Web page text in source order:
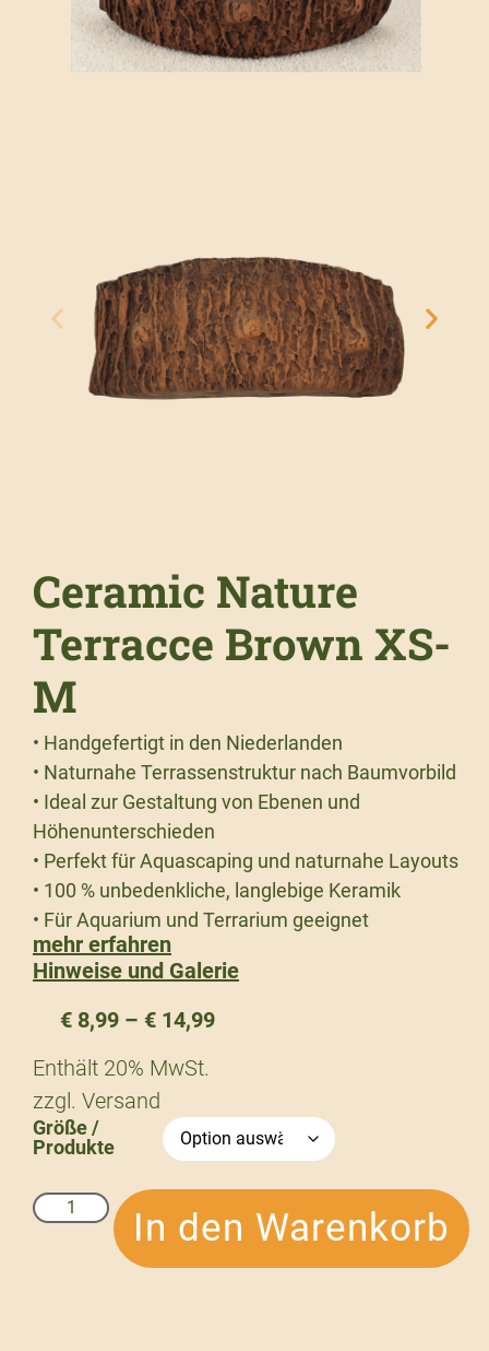
Ceramic Nature
Terracce Brown XS-
M
• Handgefertigt in den Niederlanden
• Naturnahe Terrassenstruktur nach Baumvorbild
• Ideal zur Gestaltung von Ebenen und
Höhenunterschieden
• Perfekt für Aquascaping und naturnahe Layouts
• 100 % unbedenkliche, langlebige Keramik
• Für Aquarium und Terrarium geeignet
mehr erfahren
Hinweise und Galerie
€ 8,99 – € 14,99
Enthält 20% MwSt.
zzgl. Versand
Größe /
Produkte
In den Warenkorb